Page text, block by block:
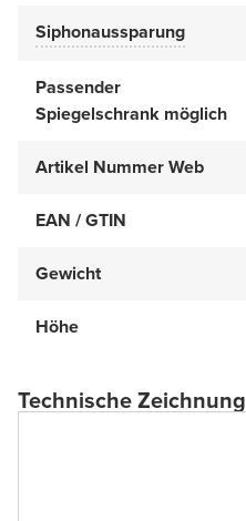
Siphonaussparung
Passender
Spiegelschrank möglich
Artikel Nummer Web
EAN / GTIN
Gewicht
Höhe
Technische Zeichnung